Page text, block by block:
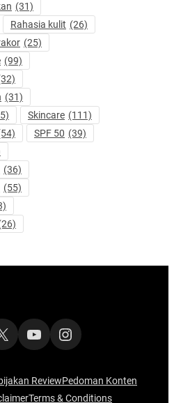
(31)
Rahasia kulit (26)
(25)
(99)
(31)
Skincare (111)
SPF 50 (39)
(36)
(55)
YouTubeInstagram
ReviewPedoman Konten
Terms & Conditions